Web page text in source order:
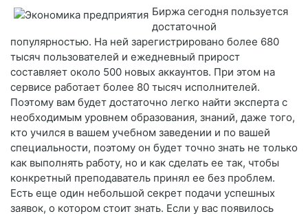
Биржа сегодня пользуется
достаточной
популярностью. На ней зарегистрировано более 680
тысяч пользователей и ежедневный прирост
составляет около 500 новых аккаунтов. При этом на
сервисе работает более 80 тысяч исполнителей.
Поэтому вам будет достаточно легко найти эксперта с
необходимым уровнем образования, знаний, даже того,
кто учился в вашем учебном заведении и по вашей
специальности, поэтому он будет точно знать не только
как выполнять работу, но и как сделать ее так, чтобы
конкретный преподаватель принял ее без проблем.
Есть еще один небольшой секрет подачи успешных
заявок, о котором стоит знать. Если у вас появилось